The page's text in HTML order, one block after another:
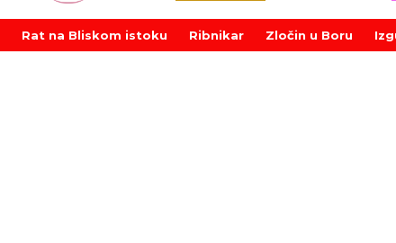
Rat na Bliskom istoku Ribnikar Zločin u Boru